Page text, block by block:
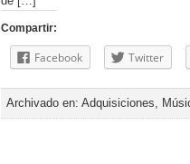
Compartir:
Facebook Twitter
Archivado en: Adquisiciones,